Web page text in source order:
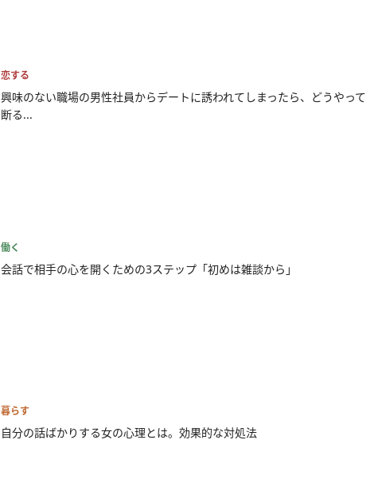
恋する
興味のない職場の男性社員からデートに誘われてしまったら、どうやって
断る...
働く
会話で相手の心を開くための3ステップ「初めは雑談から」
暮らす
自分の話ばかりする女の心理とは。効果的な対処法